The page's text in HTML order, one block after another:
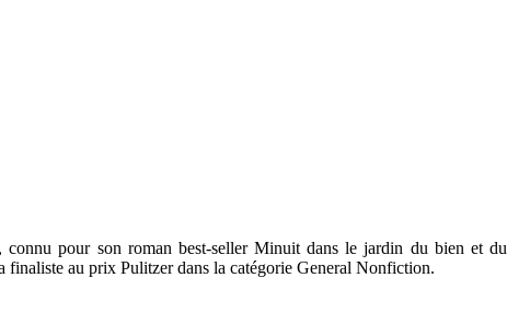
pour son roman best-seller Minuit dans le jardin du bien et du
au prix Pulitzer dans la catégorie General Nonfiction.